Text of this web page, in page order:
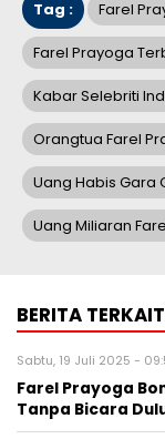
Tag : Farel
Farel Prayoga
Kabar Selebriti
Orangtua Farel
Uang Habis Gara
Uang Miliaran
BERITA TERKAIT
Sabtu, 19 Juli 2025 -
Farel Prayoga
Tanpa Bicara